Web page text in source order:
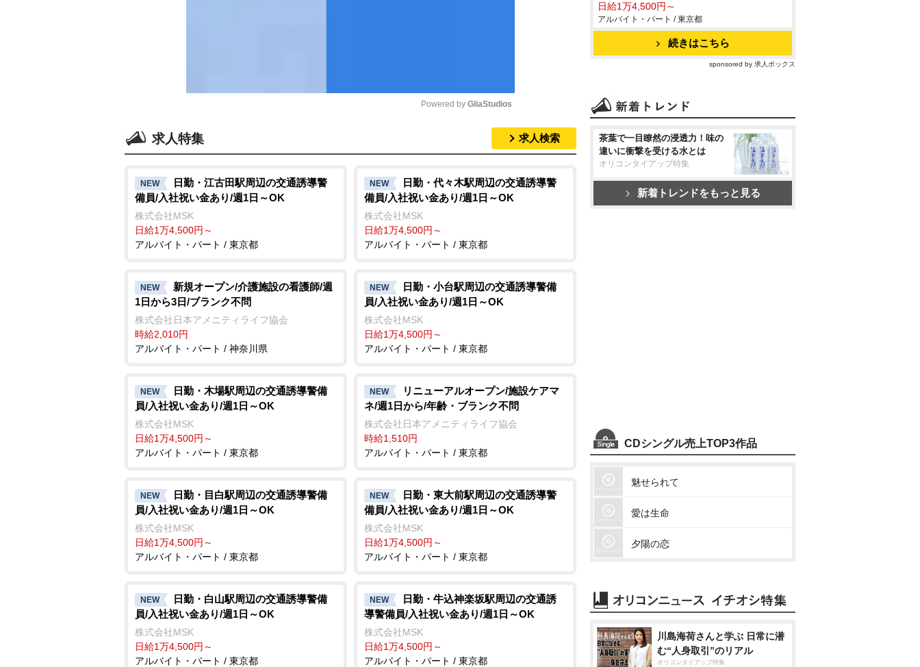
t
e
Powered by GliaStudios
求人特集 求人検索
NEW
日勤・江古田駅周辺の交通誘導警
備員/入社祝い金あり/週1日～OK
株式会社MSK
日給1万4,500円～
アルバイト・パート / 東京都
NEW
日勤・代々木駅周辺の交通誘導警
備員/入社祝い金あり/週1日～OK
株式会社MSK
日給1万4,500円～
アルバイト・パート / 東京都
NEW
新規オープン/介護施設の看護師/週
1日から3日/ブランク不問
株式会社日本アメニティライフ協会
時給2,010円
アルバイト・パート / 神奈川県
NEW
日勤・小台駅周辺の交通誘導警備
員/入社祝い金あり/週1日～OK
株式会社MSK
日給1万4,500円～
アルバイト・パート / 東京都
NEW
日勤・木場駅周辺の交通誘導警備
員/入社祝い金あり/週1日～OK
株式会社MSK
日給1万4,500円～
アルバイト・パート / 東京都
NEW
リニューアルオープン/施設ケアマ
ネ/週1日から/年齢・ブランク不問
株式会社日本アメニティライフ協会
時給1,510円
アルバイト・パート / 東京都
NEW
日勤・目白駅周辺の交通誘導警備
員/入社祝い金あり/週1日～OK
株式会社MSK
日給1万4,500円～
アルバイト・パート / 東京都
NEW
日勤・東大前駅周辺の交通誘導警
備員/入社祝い金あり/週1日～OK
株式会社MSK
日給1万4,500円～
アルバイト・パート / 東京都
NEW
日勤・白山駅周辺の交通誘導警備
員/入社祝い金あり/週1日～OK
株式会社MSK
日給1万4,500円～
アルバイト・パート / 東京都
NEW
日勤・牛込神楽坂駅周辺の交通誘
導警備員/入社祝い金あり/週1日～OK
株式会社MSK
日給1万4,500円～
アルバイト・パート / 東京都
日給1万4,500円～
アルバイト・パート / 東京都
続きはこちら
sponsored by 求人ボックス
茶葉で一目瞭然の浸透力！味の
違いに衝撃を受ける水とは
オリコンタイアップ特集
新着トレンドをもっと見る
CDシングル売上TOP3作品
魅せられて
愛は生命
夕陽の恋
川島海荷さんと学ぶ 日常に潜
む“人身取引”のリアル
オリコンタイアップ特集